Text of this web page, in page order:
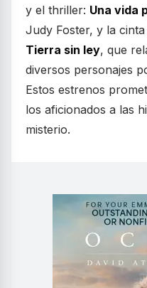
y el thriller: Una vida
Judy Foster, y la
Tierra sin ley, que
diversos personajes
Estos estrenos
los aficionados a las
misterio.